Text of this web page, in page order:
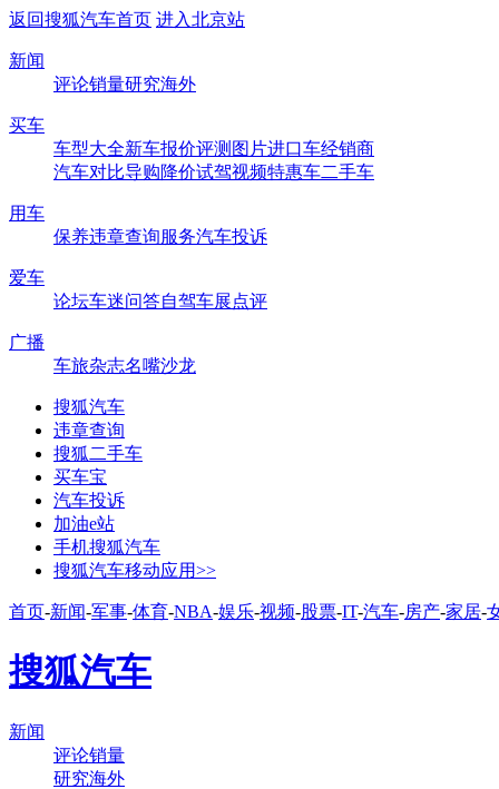
返回搜狐汽车首页 进入北京站
新闻
评论销量研究海外
买车
车型大全新车报价评测 图片进口车经销商
汽车对比导购降价试驾视频特惠车二手车
用车
保养违章查询服务汽车投诉
爱车
论坛车迷问答自驾车展点评
广播
车旅杂志名嘴沙龙
搜狐汽车
违章查询
搜狐二手车
买车宝
汽车投诉
加油e站
手机搜狐汽车
搜狐汽车移动应用>>
首页-新闻-军事-体育-NBA-娱乐-视频-股票-IT-汽车-房产-家居-
搜狐汽车
新闻
评论销量
研究海外